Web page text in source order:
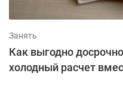
Занять
Как выгодно
холодный расчет